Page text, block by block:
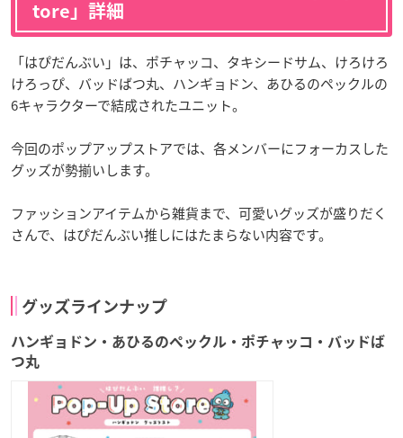
tore」詳細
「はぴだんぶい」は、ポチャッコ、タキシードサム、けろけろ
けろっぴ、バッドばつ丸、ハンギョドン、あひるのペックルの
6キャラクターで結成されたユニット。
今回のポップアップストアでは、各メンバーにフォーカスした
グッズが勢揃いします。
ファッションアイテムから雑貨まで、可愛いグッズが盛りだく
さんで、はぴだんぶい推しにはたまらない内容です。
グッズラインナップ
ハンギョドン・あひるのペックル・ポチャッコ・バッドば
つ丸